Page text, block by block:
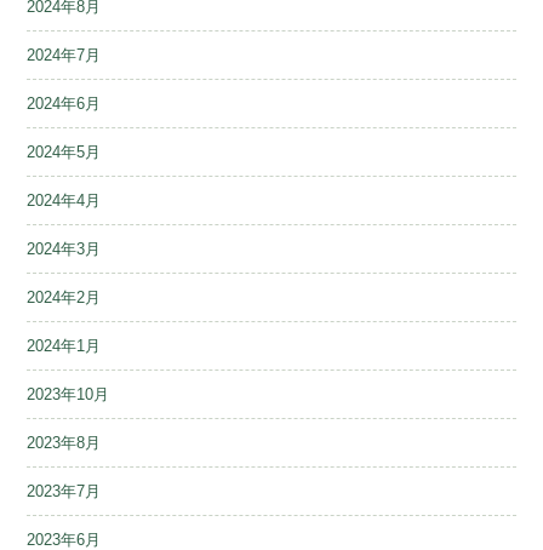
2024年8月
2024年7月
2024年6月
2024年5月
2024年4月
2024年3月
2024年2月
2024年1月
2023年10月
2023年8月
2023年7月
2023年6月